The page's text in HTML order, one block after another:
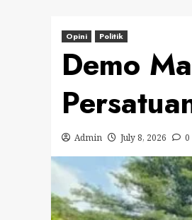
Opini Politik
Demo
Admin July 8, 2026 0